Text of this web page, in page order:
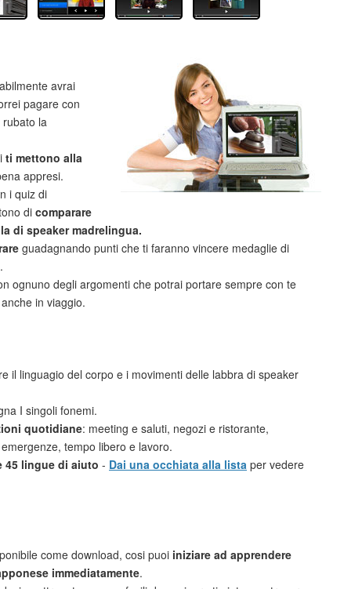
avrai
pagare con
rubato la
ti mettono alla
appresi.
i quiz di
di comparare
di speaker madrelingua.
guadagnando punti che ti faranno vincere medaglie di
ognuno degli argomenti che potrai portare sempre con te
in viaggio.
il linguagio del corpo e i movimenti delle labbra di speaker
I singoli fonemi.
quotidiane: meeting e saluti, negozi e ristorante,
tempo libero e lavoro.
45 lingue di aiuto - Dai una occhiata alla lista per vedere
come download, cosi puoi iniziare ad apprendere
immediatamente.